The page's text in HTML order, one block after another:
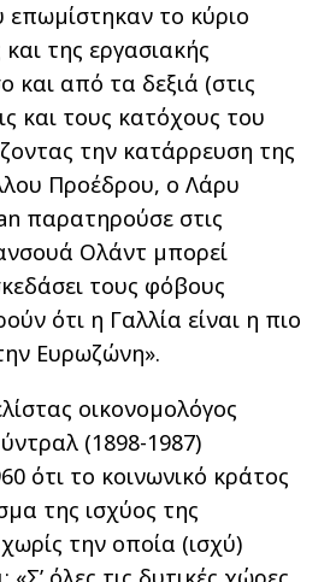
επωμίστηκαν το κύριο
της εργασιακής
και από τα δεξιά (στις
και τους κατόχους του
την κατάρρευση της
Προέδρου, ο Λάρυ
παρατηρούσε στις
Ολάντ μπορεί
τους φόβους
ότι η Γαλλία είναι η πιο
Ευρωζώνη».
οικονομολόγος
(1898-1987)
ότι το κοινωνικό κράτος
της ισχύος της
την οποία (ισχύ)